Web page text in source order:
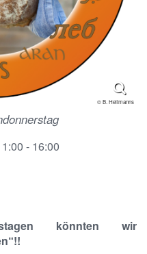
© B. Hellmanns
- 16:00
könnten wir